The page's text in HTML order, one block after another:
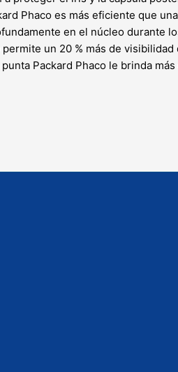
Phaco es más eficiente que
en el núcleo durante
un 20 % más de
Packard Phaco le brinda